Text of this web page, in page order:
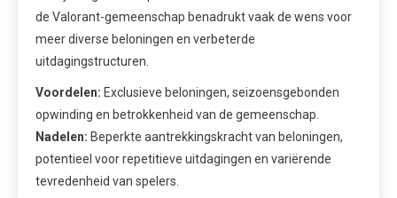
de Valorant-gemeenschap benadrukt vaak de wens voor
meer diverse beloningen en verbeterde
uitdagingstructuren.
Voordelen: Exclusieve beloningen, seizoensgebonden
opwinding en betrokkenheid van de gemeenschap.
Nadelen: Beperkte aantrekkingskracht van beloningen,
potentieel voor repetitieve uitdagingen en variërende
tevredenheid van spelers.